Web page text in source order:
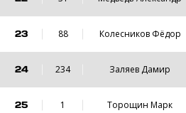
23 88 Колесников Фёдор
24 234 Заляев Дамир
25 1 Торощин Марк